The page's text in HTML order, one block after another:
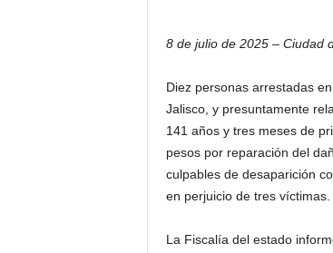
8 de julio de 2025 – Ciudad
Diez personas arrestadas
Jalisco, y presuntamente
141 años y tres meses de
pesos por reparación del
culpables de desaparición
en perjuicio de tres víctimas.
La Fiscalía del estado